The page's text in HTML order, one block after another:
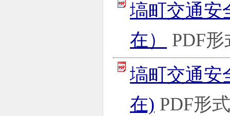
塙町交通安
在）
PDF
塙町交通安
在) PDF形